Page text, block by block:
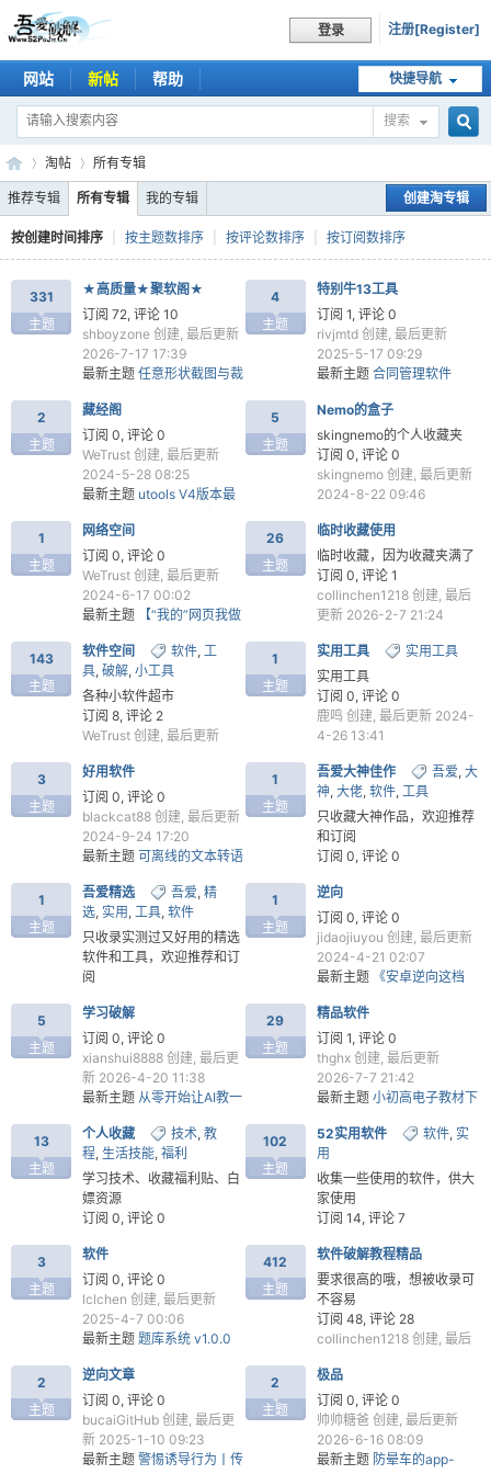
登录 注册[Register]
快捷导航
网站 新帖 帮助
搜索
吾
破
解
›
淘帖
›
所有专辑
创建淘专辑
推荐专辑 所有专辑 我的专辑
按创建时间排序 按主题数排序 按评论数排序 按订阅数排序
331
主题
★高质量★聚软阁★
订阅 72, 评论 10
shboyzone 创建, 最后更新
2026-7-17 17:39
最新主题 任意形状截图与裁
圆形、三角形、六边形、任
意多边形
4
主题
特别牛13工具
订阅 1, 评论 0
rivjmtd创建, 最后更新
2025-5-17 09:29
最新主题 合同管理软件
2
主题
藏经阁
订阅 0, 评论 0
WeTrust 创建, 最后更新
2024-5-28 08:25
最新主题 utools V4版本最
程分享
5
主题
Nemo的盒子
skingnemo的个人收藏夹
订阅 0, 评论 0
skingnemo创建, 最后更新
2024-8-22 09:46
Manager PRO 蚂蚁下载
v2.13.0 促销专业版
1
主题
网络空间
订阅 0, 评论 0
WeTrust 创建, 最后更新
2024-6-17 00:02
最新主题
【“我的”网页我做
26
主题
临时收藏使用
临时收藏，因为收藏夹满了
订阅 0, 评论 1
collinchen1218创建, 最后
更新 2026-2-7 21:24
于 "投屏" 的视频抓包
143
主题
软件空间 软件, 工
具, 破解, 小工具
各种小软件超市
订阅 8, 评论 2
WeTrust 创建, 最后更新
最新主题
OCR离线版】V1.4--新增联
网翻译--无需联网准确快速
实现文字识别
1
主题
实用工具
实用工具
实用工具
订阅 0, 评论 0
鹿鸣 创建, 最后更新 2024-
4-26 13:41
Everything v1.5.0.1372a中
文便携版【修复版】
3
主题
好用软件
订阅 0, 评论 0
blackcat88 创建, 最后更新
2024-9-24 17:20
最新主题 可离线的文本转语
（听书专用，附海量语音
包）
1
主题
吾爱大神佳作 吾爱, 大
神, 大佬, 软件, 工具
只收藏大神作品，欢迎推荐
和订阅
订阅 0, 评论 0
2024-4-23 06:45
最新主题【开源】MSTSC
远程管理器【v1.5更新】
1
主题
吾爱精选 吾爱, 精
选, 实用 , 工具, 软件
只收录实测过又好用的精选
软件和工具，欢迎推荐和订
阅
test365666
2024-4-23 06:45
最新主题【开源】MSTSC
远程管理器【v1.5更新】
1
主题
逆向
订阅 0, 评论 0
jidaojiuyou 创建, 最后更新
2024-4-21 02:07
最新主题 《安卓逆向这档
5
主题
学习破解
订阅 0, 评论 0
xianshui8888 创建, 最后更
新 2026-4-20 11:38
最新主题 从零开始让AI教一
29
主题
精品软件
订阅 1, 评论 0
thghx创建, 最后更新
2026-7-7 21:42
最新主题 小初高电子教材下
v3.3.4
13
主题
个人收藏 技术, 教
程, 生活技能, 福利
学习技术、收藏福利贴、白
嫖资源
订阅 0, 评论 0
2024-4-13 16:16
最新主题初中全套数学视频
课 (227节)
102
主题
52实用软件 软件, 实
用
收集一些使用的软件，供大
家使用
订阅 14, 评论 7
2025-7-21 18:50
最新主题智绘教Inkeys
20250721a 开源免费屏幕
批注
3
主题
软件
订阅 0, 评论 0
lclchen 创建, 最后更新
2025-4-7 00:06
最新主题 题库系统 v1.0.0
党]
412
主题
软件破解教程精品
要求很高的哦，想被收录可
不容易
订阅 48, 评论 28
collinchen1218创建, 最后
最新主题
包exe解包工具
2
主题
逆向文章
订阅 0, 评论 0
bucaiGitHub 创建, 最后更
新 2025-1-10 09:23
最新主题 警惕诱导行为丨传
2
主题
极品
订阅 0, 评论 0
帅帅糖爸创建, 最后更新
2026-6-16 08:09
最新主题 防晕车的app-